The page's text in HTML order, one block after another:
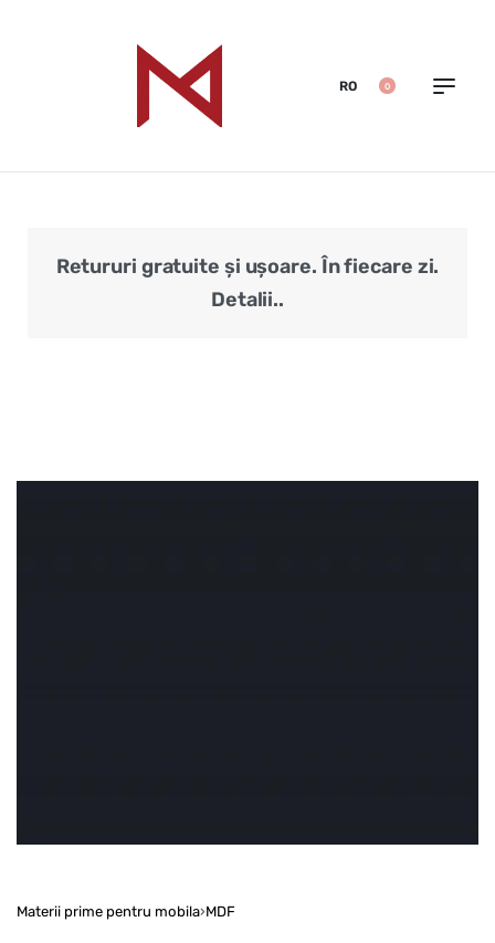
RO 0
Retururi gratuite și ușoare. În fiecare zi.
Detalii..
Materii prime pentru mobila›MDF